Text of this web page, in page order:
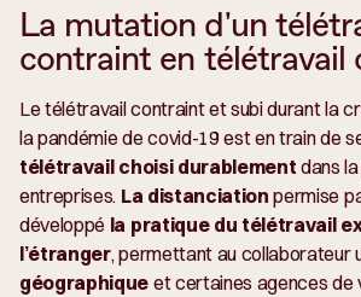
La mutation d'un
contraint en télétravail
Le télétravail contraint et subi durant la
la pandémie de covid-19 est en train de
télétravail choisi durablement dans
entreprises. La distanciation permise
développé la pratique du télétravail
l’étranger, permettant au collaborateur
géographique et certaines agences de